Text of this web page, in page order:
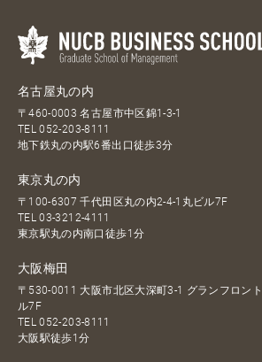
名古屋丸の内
〒460-0003 名古屋市中区錦1-3-1
TEL052-203-8111
地下鉄丸の内駅6番出口徒歩3分
東京丸の内
〒100-6307 千代田区丸の内2-4-1丸ビル7F
TEL03-3212-4111
東京駅丸の内南口徒歩1分
大阪梅田
〒530-0011 大阪市北区大深町3-1 グランフロン
ル7F
TEL052-203-8111
大阪駅徒歩1分